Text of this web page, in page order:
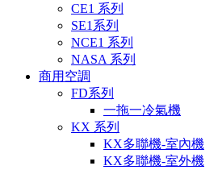
CE1 系列
SE1系列
NCE1 系列
NASA 系列
商用空調
FD系列
一拖一冷氣機
KX 系列
KX多聯機-室內機
KX多聯機-室外機